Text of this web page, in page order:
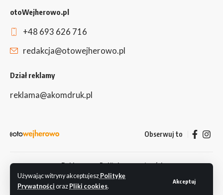
Używając witryny akceptujesz Politykę
Prywatności oraz Pliki cookies.
Akceptuj
otoWejherowo.pl
+48 693 626 716
redakcja@otowejherowo.pl
Dział reklamy
reklama@akomdruk.pl
Obserwuj to
© 2024 Redakcja otoWejherowo.pl. Wszystkie prawa zastrzeżone.
Wejherowo, Reda, Rumia
Reklama Polityka prywatności